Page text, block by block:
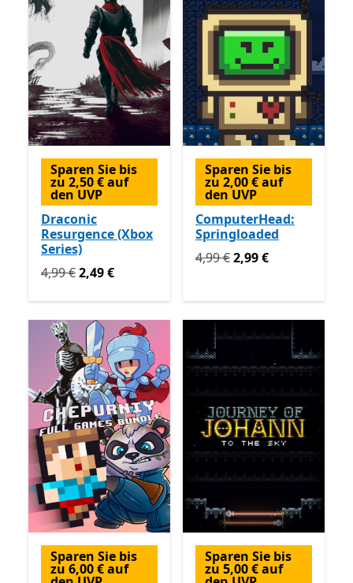
Sparen Sie bis
zu 2,50 € auf
den UVP
Draconic
Resurgence (Xbox
Series)
Ursprünglich 4,99 € jetzt 2,49 €
4,99 €2,49 €
Sparen Sie bis
zu 2,00 € auf
den UVP
ComputerHead:
Springloaded
Ursprünglich 4,99 € jetzt
4,99 €2,99 €
Sparen Sie bis
zu 6,00 € auf
Sparen Sie bis
zu 5,00 € auf